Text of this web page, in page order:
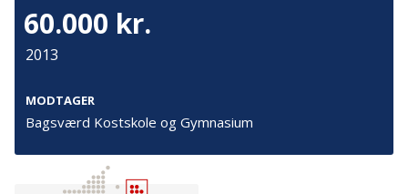
60.000 kr.
2013
MODTAGER
Bagsværd Kostskole og Gymnasium
Tilmeld nyhedsbrev
De seneste nyheder om TrygFondens og TryghedsGruppens
aktiviteter direkte i din indbakke.
Tilmeld